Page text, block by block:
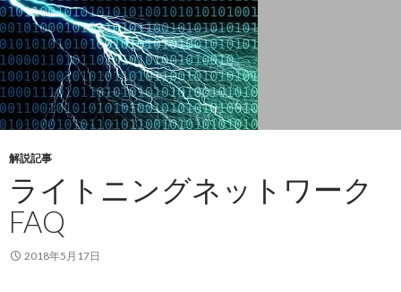
解説記事
ライトニングネットワーク
FAQ
2018年5月17日